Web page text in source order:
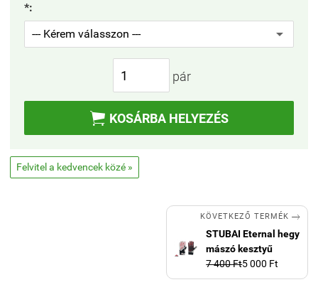
*:
pár
 KOSÁRBA HELYEZÉS
Felvitel a kedvencek közé »
KÖVETKEZŐ TERMÉK 
STUBAI Eternal hegy
mászó kesztyű
7 400 Ft5 000 Ft